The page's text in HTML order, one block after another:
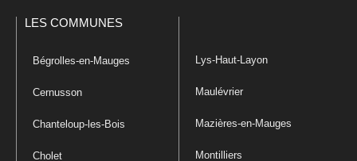
LES COMMUNES
Bégrolles-en-Mauges
Cernusson
Chanteloup-les-Bois
Cholet
Lys-Haut-Layon
Maulévrier
Mazières-en-Mauges
Montilliers